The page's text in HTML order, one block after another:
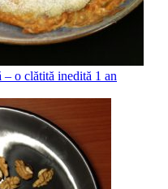
– o clătită inedită 1 an